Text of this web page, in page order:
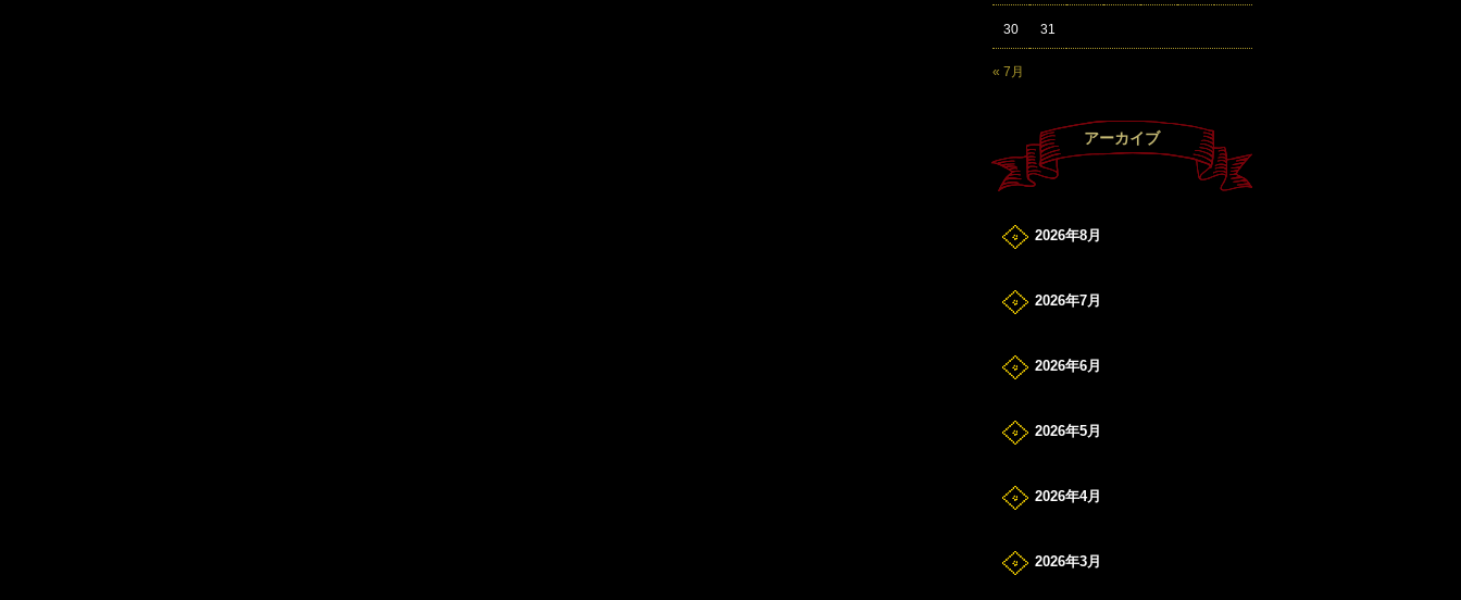
« 7月
30 31
アーカイブ
2026年8月
2026年7月
2026年6月
2026年5月
2026年4月
2026年3月